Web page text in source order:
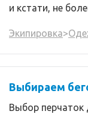
и кстати, не
Экипировка>
Выбираем
Выбор перчаток